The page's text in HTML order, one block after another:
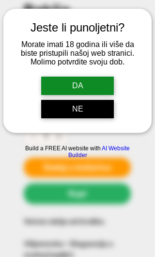
Jeste li punoljetni?
Morate imati 18 godina ili više da
biste pristupili našoj web stranici.
Molimo potvrdite svoju dob.
DA
NE
Build a FREE AI website with AI Website
Builder
Rakija
Vilijamovka
15,99 €Cijena
Veličina boce *
Količina *
Dodaj u košaricu
Kupi
Voćna rakija od kruške.
Viljamovka – Elegancija u
svakoj kapljici